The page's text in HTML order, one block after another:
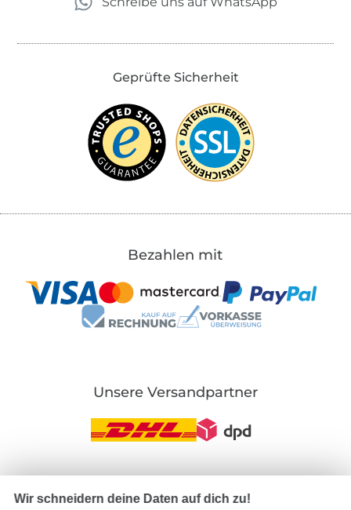
Geprüfte Sicherheit
Bezahlen mit
Unsere Versandpartner
In den deutschen Shop wechseln (aktuell
Wir schneidern deine Daten auf dich zu!